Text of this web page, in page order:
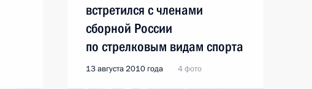
встретился с членами
сборной России
по стрелковым видам спорта
13 августа 2010 года 4 фото